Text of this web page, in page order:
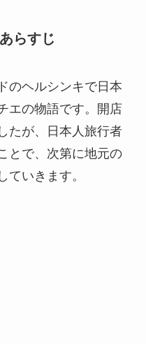
らすじ
のヘルシンキで日本
エの物語です。開店
たが、日本人旅行者
とで、次第に地元の
ていきます。